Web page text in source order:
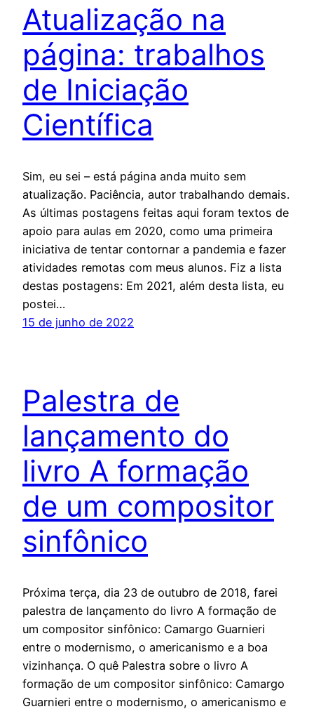
Atualização na
página: trabalhos
de Iniciação
Científica
Sim, eu sei – está página anda muito sem
atualização. Paciência, autor trabalhando demais.
As últimas postagens feitas aqui foram textos de
apoio para aulas em 2020, como uma primeira
iniciativa de tentar contornar a pandemia e fazer
atividades remotas com meus alunos. Fiz a lista
destas postagens: Em 2021, além desta lista, eu
postei…
15 de junho de 2022
Palestra de
lançamento do
livro A formação
de um compositor
sinfônico
Próxima terça, dia 23 de outubro de 2018, farei
palestra de lançamento do livro A formação de
um compositor sinfônico: Camargo Guarnieri
entre o modernismo, o americanismo e a boa
vizinhança. O quê Palestra sobre o livro A
formação de um compositor sinfônico: Camargo
Guarnieri entre o modernismo, o americanismo e